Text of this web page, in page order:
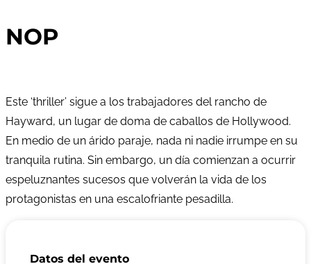
NOP
Este ‘thriller’ sigue a los trabajadores del rancho de
Hayward, un lugar de doma de caballos de Hollywood.
En medio de un árido paraje, nada ni nadie irrumpe en su
tranquila rutina. Sin embargo, un día comienzan a ocurrir
espeluznantes sucesos que volverán la vida de los
protagonistas en una escalofriante pesadilla.
Datos del evento